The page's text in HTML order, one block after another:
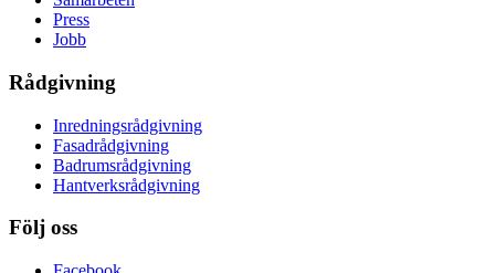
Press
Jobb
Rådgivning
Inredningsrådgivning
Fasadrådgivning
Badrumsrådgivning
Hantverksrådgivning
Följ oss